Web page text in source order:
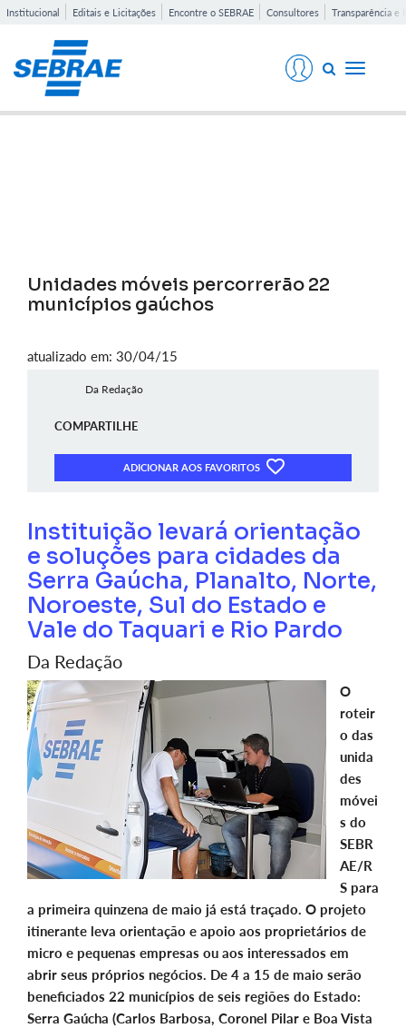
Institucional Editais e Licitações Encontre o SEBRAE Consultores Transparência e
Toggle
Unidades móveis percorrerão 22
municípios gaúchos
atualizado em: 30/04/15
Da Redação
COMPARTILHE
ADICIONAR AOS FAVORITOS
Instituição levará orientação
e soluções para cidades da
Serra Gaúcha, Planalto, Norte,
Noroeste, Sul do Estado e
Vale do Taquari e Rio Pardo
Da Redação
O
roteir
o das
unida
des
móvei
s do
SEBR
AE/R
S para
a primeira quinzena de maio já está traçado. O projeto
itinerante leva orientação e apoio aos proprietários de
micro e pequenas empresas ou aos interessados em
abrir seus próprios negócios. De 4 a 15 de maio serão
beneficiados 22 municípios de seis regiões do Estado:
Serra Gaúcha (Carlos Barbosa, Coronel Pilar e Boa Vista